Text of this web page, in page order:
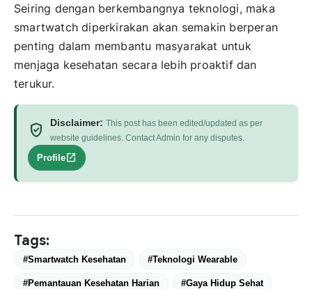
Seiring dengan berkembangnya teknologi, maka
smartwatch diperkirakan akan semakin berperan
penting dalam membantu masyarakat untuk
menjaga kesehatan secara lebih proaktif dan
terukur.
verified_user Disclaimer: This post has been edited/updated as per
website guidelines. Contact Admin for any disputes.
Profileopen_in_new
Tags:
#Smartwatch Kesehatan #Teknologi Wearable
#Pemantauan Kesehatan Harian #Gaya Hidup Sehat